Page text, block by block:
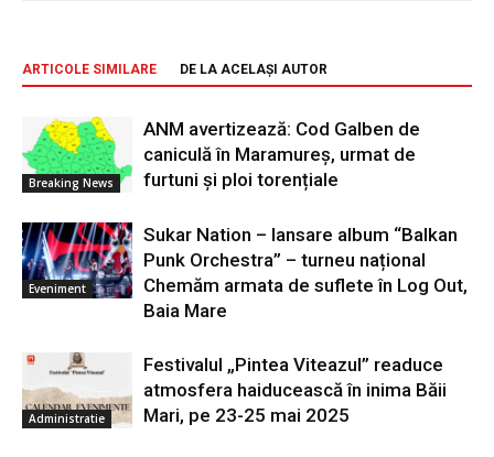
ARTICOLE SIMILARE DE LA ACELAȘI AUTOR
Breaking News
ANM avertizează: Cod Galben de
caniculă în Maramureș, urmat de
furtuni și ploi torențiale
Eveniment
Sukar Nation – lansare album “Balkan
Punk Orchestra” – turneu național
Chemăm armata de suflete în Log Out,
Baia Mare
Administratie
Festivalul „Pintea Viteazul” readuce
atmosfera haiducească în inima Băii
Mari, pe 23-25 mai 2025